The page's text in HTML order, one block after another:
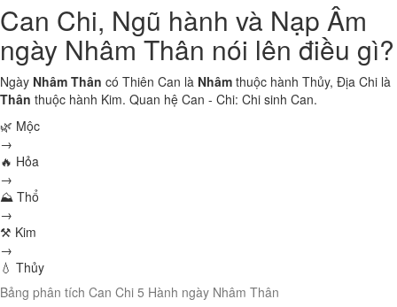
Can Chi, Ngũ hành và Nạp Âm
ngày Nhâm Thân nói lên điều gì?
Ngày Nhâm Thân có Thiên Can là Nhâm thuộc hành Thủy, Địa Chi là
Thân thuộc hành Kim. Quan hệ Can - Chi: Chi sinh Can.
🌿 Mộc
→
🔥 Hỏa
→
⛰ Thổ
→
⚒ Kim
→
💧 Thủy
Bảng phân tích Can Chi 5 Hành ngày Nhâm Thân